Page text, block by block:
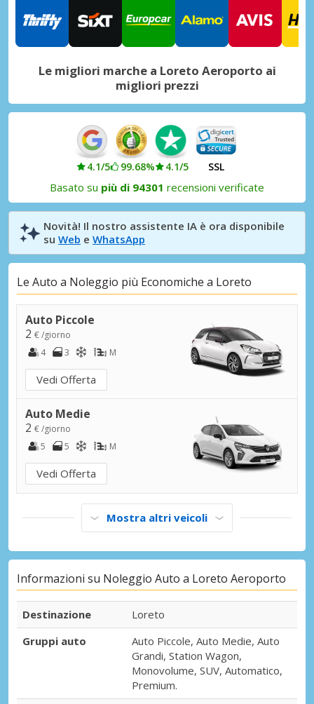
Le migliori marche a Loreto Aeroporto ai
migliori prezzi
4.1/5 99.68% 4.1/5 SSL
Basato su più di 94301 recensioni verificate
Novità! Il nostro assistente IA è ora disponibile
su Web e WhatsApp
Le Auto a Noleggio più Economiche a Loreto
Auto Piccole
2 € /giorno
4
3 M
Vedi Offerta
Auto Medie
2 € /giorno
5
5 M
Vedi Offerta
Mostra altri veicoli
Informazioni su Noleggio Auto a Loreto Aeroporto
Destinazione
Loreto
Gruppi auto
Auto Piccole, Auto Medie, Auto
Grandi, Station Wagon,
Monovolume, SUV, Automatico,
Premium.